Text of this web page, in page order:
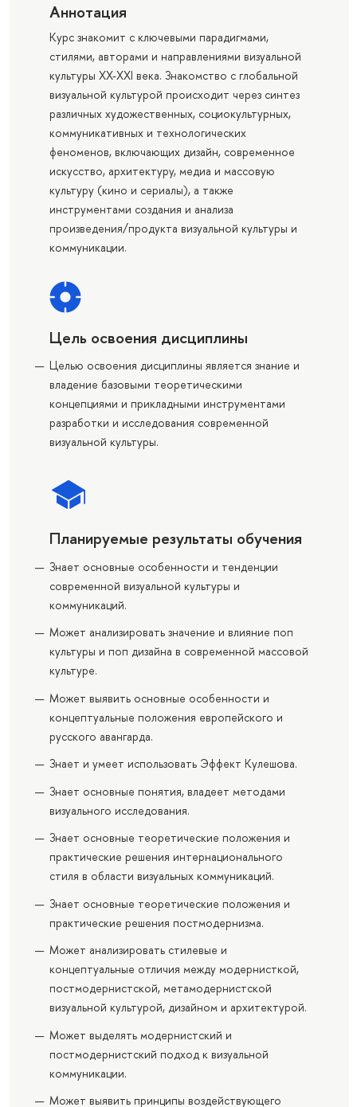
Аннотация
Курс знакомит с ключевыми парадигмами,
стилями, авторами и направлениями визуальной
культуры ХХ-ХХI века. Знакомство с глобальной
визуальной культурой происходит через синтез
различных художественных, социокультурных,
коммуникативных и технологических
феноменов, включающих дизайн, современное
искусство, архитектуру, медиа и массовую
культуру (кино и сериалы), а также
инструментами создания и анализа
произведения/продукта визуальной культуры и
коммуникации.
Цель освоения дисциплины
Целью освоения дисциплины является знание и
владение базовыми теоретическими
концепциями и прикладными инструментами
разработки и исследования современной
визуальной культуры.
Планируемые результаты обучения
Знает основные особенности и тенденции
современной визуальной культуры и
коммуникаций.
Может анализировать значение и влияние поп
культуры и поп дизайна в современной массовой
культуре.
Может выявить основные особенности и
концептуальные положения европейского и
русского авангарда.
Знает и умеет использовать Эффект Кулешова.
Знает основные понятия, владеет методами
визуального исследования.
Знает основные теоретические положения и
практические решения интернационального
стиля в области визуальных коммуникаций.
Знает основные теоретические положения и
практические решения постмодернизма.
Может анализировать стилевые и
концептуальные отличия между модернисткой,
постмодернистской, метамодернистской
визуальной культурой, дизайном и архитектурой.
Может выделять модернистский и
постмодернистский подход к визуальной
коммуникации.
Может выявить принципы воздействующего